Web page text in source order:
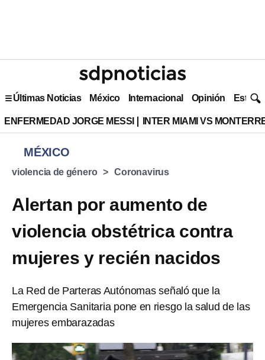
Últimas Noticias México Internacional Opinión Estilo
ENFERMEDAD JORGE MESSI INTER MIAMI VS
MÉXICO
violencia de género Coronavirus
Alertan por aumento de
violencia obstétrica contra
mujeres y recién nacidos
La Red de Parteras Autónomas señaló que la
Emergencia Sanitaria pone en riesgo la salud de las
mujeres embarazadas